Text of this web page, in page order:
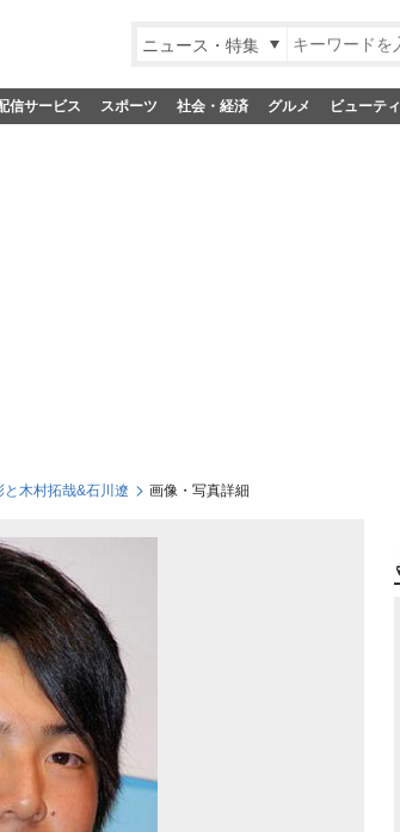
ニュース・特集
信サービス スポーツ 社会・経済 グルメ ビューティ
木村拓哉&石川遼 画像・写真詳細